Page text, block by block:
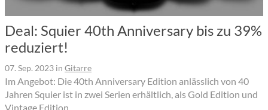
Deal: Squier 40th Anniversary bis zu 39%
reduziert!
07. Sep. 2023 in Gitarre
Im Angebot: Die 40th Anniversary Edition anlässlich von 40
Jahren Squier ist in zwei Serien erhältlich, als Gold Edition und
Vintage Edition.